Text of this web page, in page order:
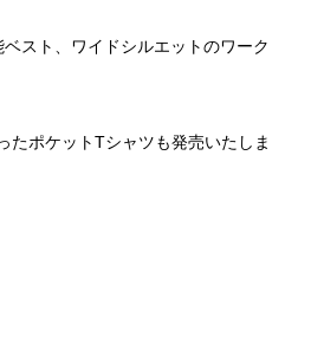
スト、ワイドシルエットのワーク
たポケットTシャツも発売いたしま